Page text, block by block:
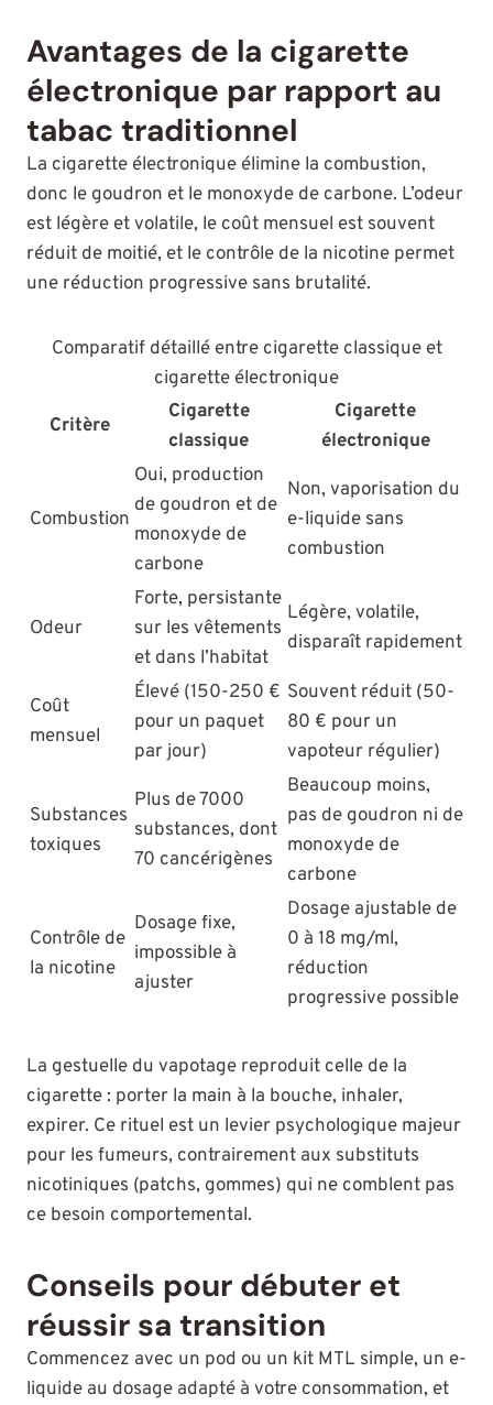
Avantages de la cigarette
électronique par rapport au
tabac traditionnel
La cigarette électronique élimine la combustion,
donc le goudron et le monoxyde de carbone. L’odeur
est légère et volatile, le coût mensuel est souvent
réduit de moitié, et le contrôle de la nicotine permet
une réduction progressive sans brutalité.
Comparatif détaillé entre cigarette classique et
cigarette électronique
Critère
Cigarette
classique
Cigarette
électronique
Combustion
Oui, production
de goudron et de
monoxyde de
carbone
Non, vaporisation du
e-liquide sans
combustion
Odeur
Forte, persistante
sur les vêtements
et dans l’habitat
Légère, volatile,
disparaît rapidement
Coût
mensuel
Élevé (150-250 €
pour un paquet
par jour)
Souvent réduit (50-
80 € pour un
vapoteur régulier)
Substances
toxiques
Plus de 7000
substances, dont
70 cancérigènes
Beaucoup moins,
pas de goudron ni de
monoxyde de
carbone
Contrôle de
la nicotine
Dosage fixe,
impossible à
ajuster
Dosage ajustable de
0 à 18 mg/ml,
réduction
progressive possible
La gestuelle du vapotage reproduit celle de la
cigarette : porter la main à la bouche, inhaler,
expirer. Ce rituel est un levier psychologique majeur
pour les fumeurs, contrairement aux substituts
nicotiniques (patchs, gommes) qui ne comblent pas
ce besoin comportemental.
Conseils pour débuter et
réussir sa transition
Commencez avec un pod ou un kit MTL simple, un e-
liquide au dosage adapté à votre consommation, et